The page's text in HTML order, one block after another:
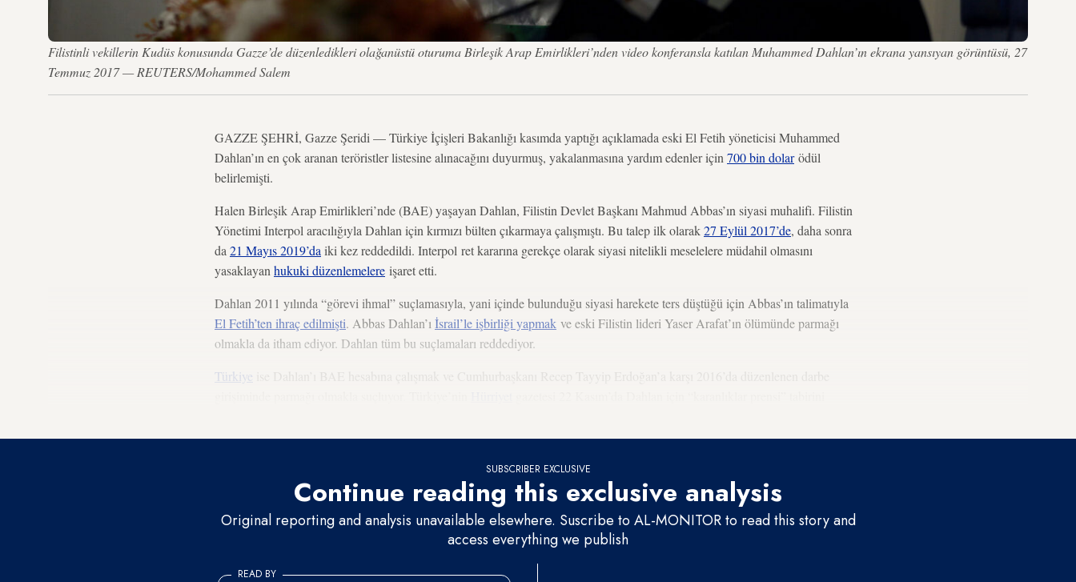
Filistinli vekillerin Kudüs konusunda Gazze’de düzenledikleri olağanüstü oturuma Birleşik Arap Emirlikleri’nden video konferansla katılan Muhammed Dahlan’ın ekrana yansıyan görüntüsü, 27
Temmuz 2017 — REUTERS/Mohammed Salem
GAZZE ŞEHRİ, Gazze Şeridi — Türkiye İçişleri Bakanlığı kasımda yaptığı açıklamada eski El Fetih yöneticisi Muhammed
Dahlan’ın en çok aranan teröristler listesine alınacağını duyurmuş, yakalanmasına yardım edenler için 700 bin dolarödül
belirlemişti.
Halen Birleşik Arap Emirlikleri’nde (BAE) yaşayan Dahlan, Filistin Devlet Başkanı Mahmud Abbas’ın siyasi muhalifi. Filistin
Yönetimi Interpol aracılığıyla Dahlan için kırmızı bülten çıkarmaya çalışmıştı. Bu talep ilk olarak27 Eylül 2017’de, daha sonra
da 21 Mayıs 2019’da iki kez reddedildi. Interpol ret kararına gerekçe olarak siyasi nitelikli meselelere müdahil olmasını
yasaklayan hukuki düzenlemelere işaret etti.
Dahlan 2011 yılında “görevi ihmal” suçlamasıyla, yani içinde bulunduğu siyasi harekete ters düştüğü için Abbas’ın talimatıyla
El Fetih’ten ihraç edilmişti. Abbas Dahlan’ı İsrail’le işbirliği yapmak ve eski Filistin lideri Yaser Arafat’ın ölümünde parmağı
olmakla da itham ediyor. Dahlan tüm bu suçlamaları reddediyor.
Türkiye
SUBSCRIBER EXCLUSIVE
Continue reading this exclusive analysis
Original reporting and analysis unavailable elsewhere. Suscribe to AL-MONITOR to read this story and
access everything we publish
READ BY